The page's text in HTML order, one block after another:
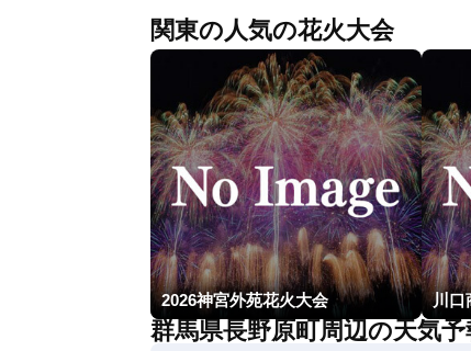
関東の人気の花火大会
2026神宮外苑花火大会
群馬県長野原町周辺の天気予